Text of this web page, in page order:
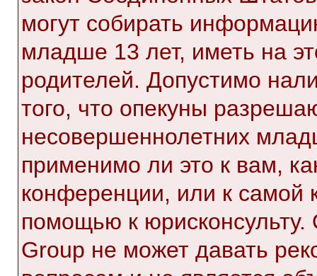
могут собирать
младше 13 лет, иметь на
родителей. Допустимо
того, что опекуны
несовершеннолетних
применимо ли это к вам,
конференции, или к самой
помощью к
Group не может давать